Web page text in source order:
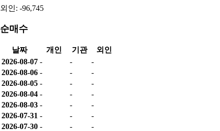
외인: -96,745
순매수
날짜 개인 기관
외인
2026-08-07 - -
-
2026-08-06 - -
-
2026-08-05 - -
-
2026-08-04 - -
-
2026-08-03 - -
-
2026-07-31 - -
-
2026-07-30 - -
-